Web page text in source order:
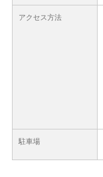
アクセス方法
駐車場